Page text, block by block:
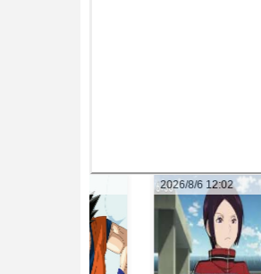
2026/8/6 21:32